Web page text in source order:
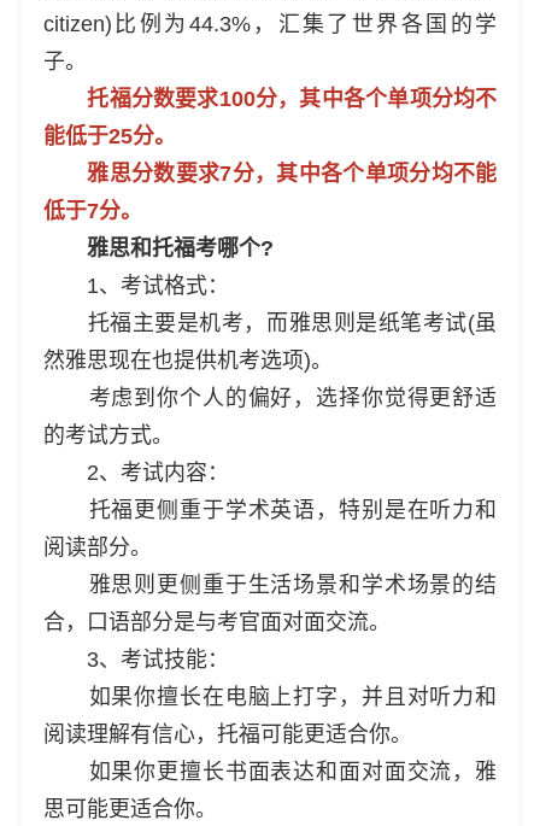
citizen)比例为44.3%，汇集了世界各国的学
子。
托福分数要求100分，其中各个单项分均不
能低于25分。
雅思分数要求7分，其中各个单项分均不能
低于7分。
雅思和托福考哪个?
1、考试格式：
托福主要是机考，而雅思则是纸笔考试(虽
然雅思现在也提供机考选项)。
考虑到你个人的偏好，选择你觉得更舒适
的考试方式。
2、考试内容：
托福更侧重于学术英语，特别是在听力和
阅读部分。
雅思则更侧重于生活场景和学术场景的结
合，口语部分是与考官面对面交流。
3、考试技能：
如果你擅长在电脑上打字，并且对听力和
阅读理解有信心，托福可能更适合你。
如果你更擅长书面表达和面对面交流，雅
思可能更适合你。